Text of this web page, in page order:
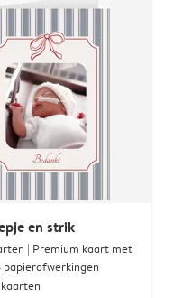
en strik
| Premium kaart met
papierafwerkingen